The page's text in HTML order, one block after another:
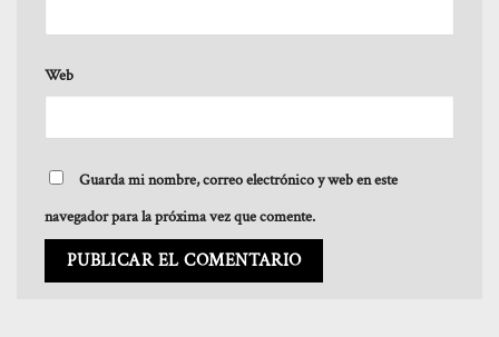
Web
Guarda mi nombre, correo electrónico y web en este
navegador para la próxima vez que comente.